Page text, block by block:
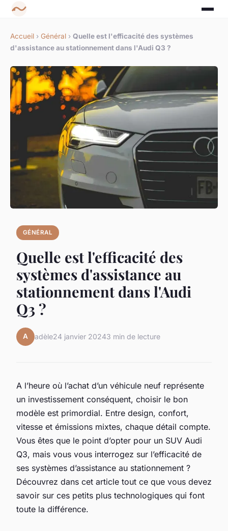
Accueil › Général › Quelle est l'efficacité des systèmes
d'assistance au stationnement dans l'Audi Q3 ?
GÉNÉRAL
Quelle est l'efficacité des
systèmes d'assistance au
stationnement dans l'Audi
Q3 ?
A adèle24 janvier 20243 min de lecture
A l’heure où l’achat d’un véhicule neuf représente
un investissement conséquent, choisir le bon
modèle est primordial. Entre design, confort,
vitesse et émissions mixtes, chaque détail compte.
Vous êtes que le point d’opter pour un SUV Audi
Q3, mais vous vous interrogez sur l’efficacité de
ses systèmes d’assistance au stationnement ?
Découvrez dans cet article tout ce que vous devez
savoir sur ces petits plus technologiques qui font
toute la différence.